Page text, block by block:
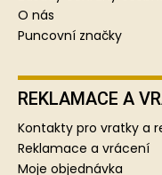
O nás
Puncovní značky
REKLAMACE A
Kontakty pro vratky a
Reklamace a vrácení
Moje objednávka